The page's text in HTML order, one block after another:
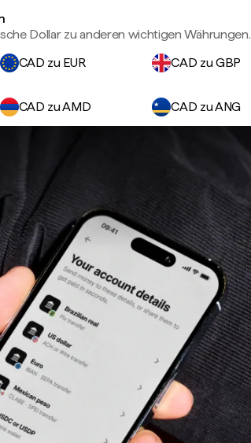
Dollar zu anderen wichtigen Währungen.
CAD zu EUR CAD zu GBP
CAD zu AMD CAD zu ANG